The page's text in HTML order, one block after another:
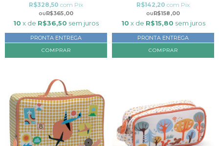
R$365,00
R$328,50 com Pix
10 x de R$36,50 sem juros
PRONTA ENTREGA
R$158,00
R$142,20 com Pix
10 x de R$15,80 sem juros
PRONTA ENTREGA